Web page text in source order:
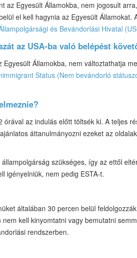
Egyesült Államokba, nem jogosult
el kell hagynia az Egyesült Államokat.
és Bevándorlási Hivatal
az USA-ba való belépést
Államokba, nem változtathatja
Status (Nem bevándorló
az indulás előtt töltsék ki. A teljes
áttanulmányozni ezeket az
szükséges, így az ettől
igényelniük, nem pedig ESTA-t.
általában 30 percen belül
kell kinyomtatni vagy bemutatni
rendszerben.